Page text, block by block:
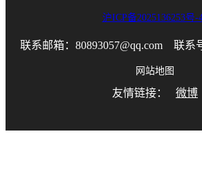
沪ICP备2025136253号-
联系邮箱：80893057@qq.com 联系
网站地图
友情链接： 微博